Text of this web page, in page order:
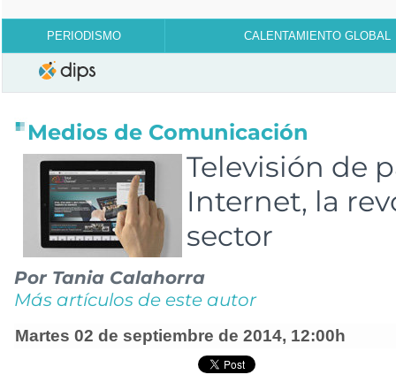
PERIODISMO CALENTAMIENTO GLOBAL
Medios de Comunicación
Televisión de
Internet, la
sector
Por Tania Calahorra
Más artículos de este autor
martes 02 de septiembre de 2014, 12:00h